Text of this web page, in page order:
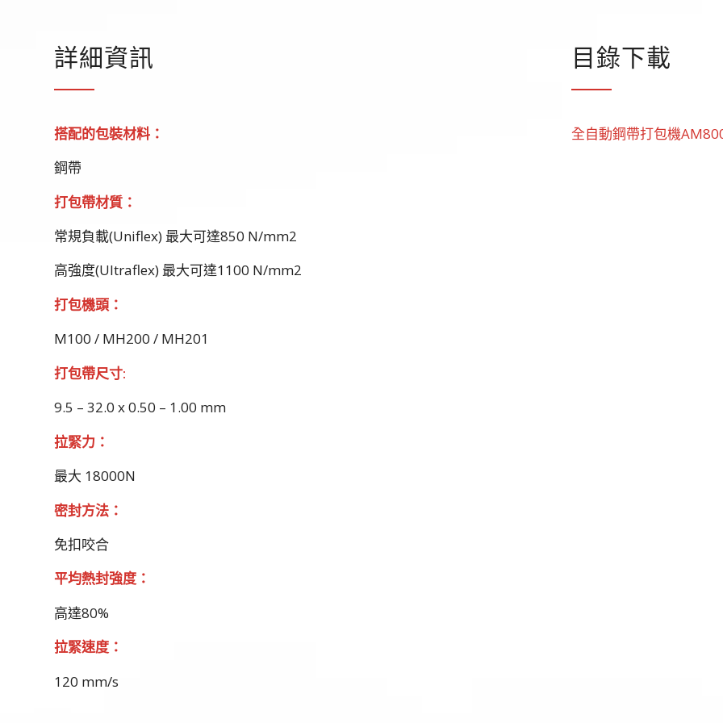
詳細資訊
搭配的包裝材料：
鋼帶
打包帶材質：
常規負載(Uniflex) 最大可達850 N/mm2
高強度(Ultraflex) 最大可達1100 N/mm2
打包機頭：
M100 / MH200 / MH201
打包帶尺寸:
9.5 – 32.0 x 0.50 – 1.00 mm
拉緊力：
最大 18000N
密封方法：
免扣咬合
平均熱封強度：
高達80%
拉緊速度：
120 mm/s
目錄下載
全自動鋼帶打包機